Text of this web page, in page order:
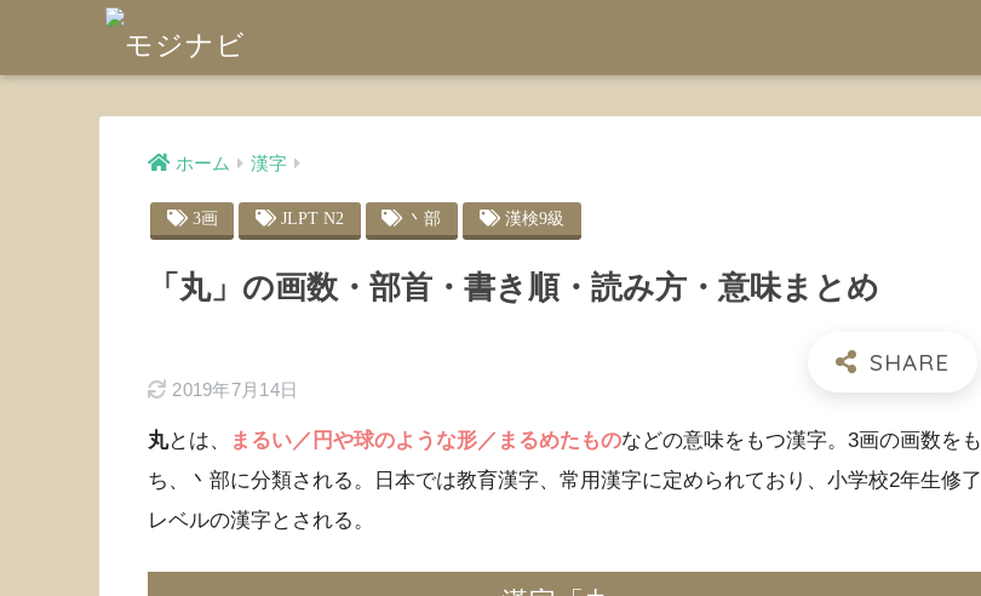
ホーム 漢字
3画 JLPT N2 丶部 漢検9級
「丸」の画数・部首・書き順・読み方・意味まとめ
2019年7月14日
丸とは、 まるい／円や球のような形／まるめたものなどの意味をもつ漢字。3画の画数をも
ち、丶部に分類される。日本では教育漢字、常用漢字に定められており、小学校2年生修了
レベルの漢字とされる。